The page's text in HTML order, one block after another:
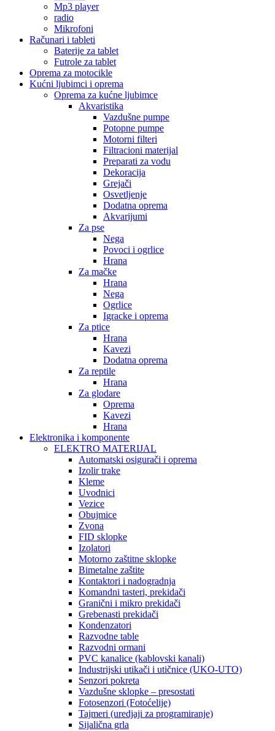
Mp3 player
radio
Mikrofoni
Računari i tableti
Baterije za tablet
Futrole za tablet
Oprema za motocikle
Kućni ljubimci i oprema
Oprema za kućne ljubimce
Akvaristika
Vazdušne pumpe
Potopne pumpe
Motorni filteri
Filtracioni materijal
Preparati za vodu
Dekoracija
Grejači
Osvetljenje
Dodatna oprema
Akvarijumi
Za pse
Nega
Povoci i ogrlice
Hrana
Za mačke
Hrana
Nega
Ogrlice
Igracke i oprema
Za ptice
Hrana
Kavezi
Dodatna oprema
Za reptile
Hrana
Za glodare
Oprema
Kavezi
Hrana
Elektronika i komponente
ELEKTRO MATERIJAL
Automatski osigurači i oprema
Izolir trake
Kleme
Uvodnici
Vezice
Obujmice
Zvona
FID sklopke
Izolatori
Motorno zaštitne sklopke
Bimetalne zaštite
Kontaktori i nadogradnja
Komandni tasteri, prekidači
Granični i mikro prekidači
Grebenasti prekidači
Kondenzatori
Razvodne table
Razvodni ormani
PVC kanalice (kablovski kanali)
Industrijski utikači i utičnice (UKO-UTO)
Senzori pokreta
Vazdušne sklopke – presostati
Fotosenzori (Fotoćelije)
Tajmeri (uredjaji za programiranje)
Sijalična grla